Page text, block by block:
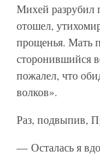
Михей разрубил
отошел,
прощенья. Мать
сторонившийся
пожалел, что
волков».
Раз, подвыпив,
— Осталась я